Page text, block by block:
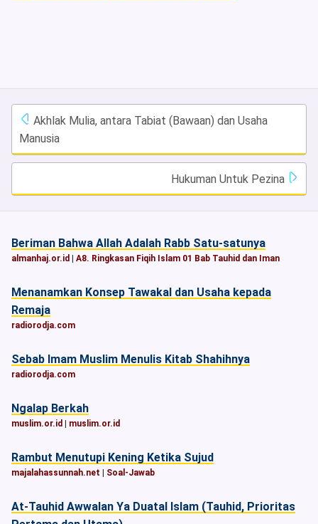
Akhlak Mulia, antara Tabiat (Bawaan) dan Usaha
Manusia
Hukuman Untuk Pezina
Beriman Bahwa Allah Adalah Rabb Satu-satunya
almanhaj.or.id | A8. Ringkasan Fiqih Islam 01 Bab Tauhid dan Iman
Menanamkan Konsep Tawakal dan Usaha kepada
Remaja
radiorodja.com
Sebab Imam Muslim Menulis Kitab Shahihnya
radiorodja.com
Ngalap Berkah
muslim.or.id | muslim.or.id
Rambut Menutupi Kening Ketika Sujud
majalahassunnah.net | Soal-Jawab
At-Tauhid Awwalan Ya Duatal Islam (Tauhid, Prioritas